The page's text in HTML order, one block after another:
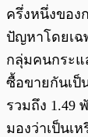
ครึ่งหนึ่งของ
ปัญหาโดยเฉ
กลุ่มคนกระ
ซื้อขายกันเป็
รวมถึง 1.49
มองว่าเป็นเ